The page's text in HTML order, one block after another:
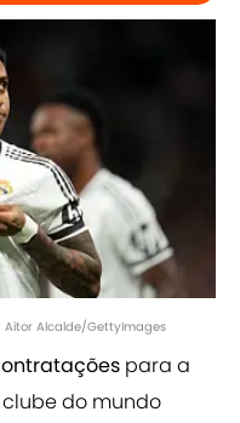
Aitor Alcalde/GettyImages
para a
do mundo